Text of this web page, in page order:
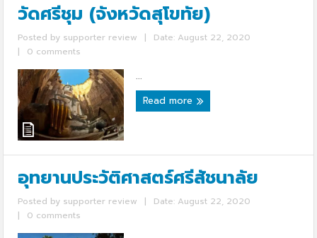
วัดศรีชุม (จังหวัดสุโขทัย)
Posted by supporter review |
Date: August 22, 2020
|
0 comments
...
Read more
อุทยานประวัติศาสตร์ศรีสัชนาลัย
Posted by supporter review |
Date: August 22, 2020
|
0 comments